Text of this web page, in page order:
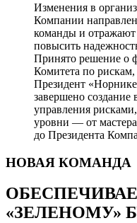
Изменения в
Компании
команды и
повысить
Принято решение о
Комитета по рискам,
Президент
завершено создание
управления
уровни — от
до Президента
НОВАЯ КОМАНДА
«ЗЕЛЕНОМУ»